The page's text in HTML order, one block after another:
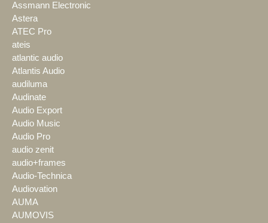
Assmann Electronic
Astera
ATEC Pro
ateis
atlantic audio
Atlantis Audio
audiluma
Audinate
Audio Export
Audio Music
Audio Pro
audio zenit
audio+frames
Audio-Technica
Audiovation
AUMA
AUMOVIS